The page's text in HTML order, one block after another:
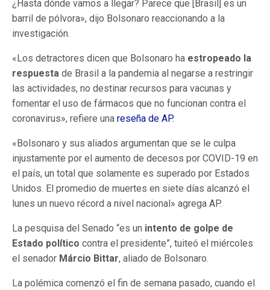
¿Hasta dónde vamos a llegar? Parece que [Brasil] es un
barril de pólvora», dijo Bolsonaro reaccionando a la
investigación.
«Los detractores dicen que Bolsonaro ha estropeado la
respuesta de Brasil a la pandemia al negarse a restringir
las actividades, no destinar recursos para vacunas y
fomentar el uso de fármacos que no funcionan contra el
coronavirus», refiere una reseña de AP.
«Bolsonaro y sus aliados argumentan que se le culpa
injustamente por el aumento de decesos por COVID-19 en
el país, un total que solamente es superado por Estados
Unidos. El promedio de muertes en siete días alcanzó el
lunes un nuevo récord a nivel nacional» agrega AP.
La pesquisa del Senado “es un intento de golpe de
Estado político contra el presidente”, tuiteó el miércoles
el senador Márcio Bittar, aliado de Bolsonaro.
La polémica comenzó el fin de semana pasado, cuando el